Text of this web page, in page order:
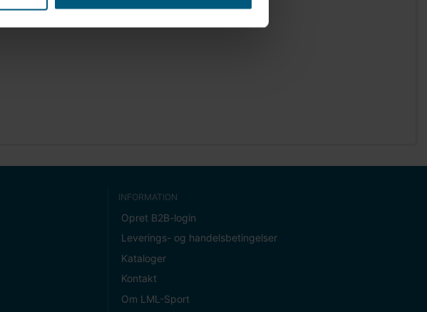
INFORMATION
Opret B2B-login
Leverings- og handelsbetingelser
Kataloger
Kontakt
Om LML-Sport